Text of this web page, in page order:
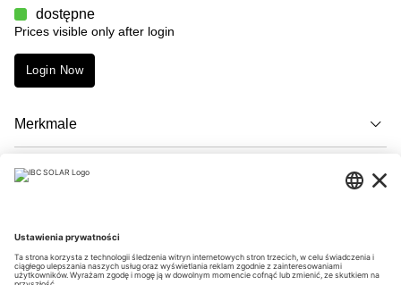
dostępne
Prices visible only after login
Login Now
Merkmale
Opis
Downloads